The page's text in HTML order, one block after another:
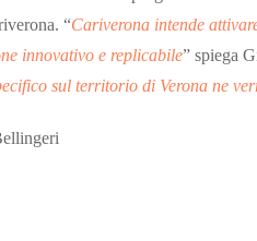
“Cariverona intende
innovativo e replicabile” spiega
sul territorio di Verona ne